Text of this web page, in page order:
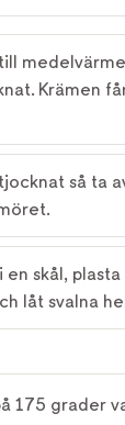
Krämen
så ta
en skål,
låt svalna
175 grader